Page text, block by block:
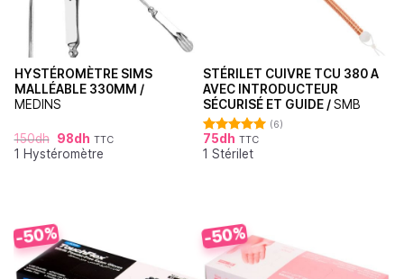
HYSTÉROMÈTRE SIMS
MALLÉABLE 330MM /
MEDINS
150dh 98dh TTC
1 Hystéromètre
STÉRILET CUIVRE TCU 380 A
AVEC INTRODUCTEUR
SÉCURISÉ ET GUIDE /SMB
Note5.00
sur 5
(6)
75dh TTC
1 Stérilet
-50% -50%